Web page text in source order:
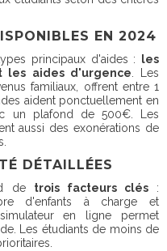
EN 2024
principaux d'aides : les
les aides d'urgence. Les
familiaux, offrent entre 1
aident ponctuellement en
un plafond de 500€. Les
aussi des exonérations de
DÉTAILLÉES
de trois facteurs clés:
d'enfants à charge et
en ligne permet
Les étudiants de moins de